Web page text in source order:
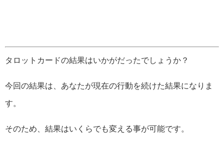
タロットカードの結果はいかがだったでしょうか？
今回の結果は、あなたが現在の行動を続けた結果になりま
す。
そのため、結果はいくらでも変える事が可能です。